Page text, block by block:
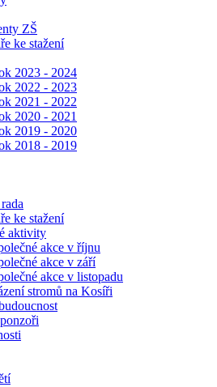
ZŠ
ke stažení
2023 - 2024
2022 - 2023
2021 - 2022
2020 - 2021
2019 - 2020
2018 - 2019
ke stažení
aktivity
akce v říjnu
akce v září
akce v listopadu
stromů na Kosíři